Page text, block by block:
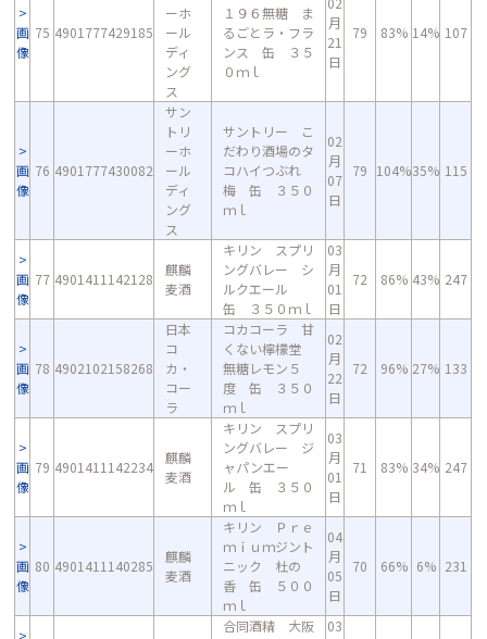
画
像
75 4901777429185
ーホ
ール
ディ
ング
ス
１９６無糖 ま
るごとラ・フラ
ンス 缶 ３５
０ｍｌ
月
21
日
79 83% 14% 107
画
像
76 4901777430082
サン
トリ
ーホ
ール
ディ
ング
ス
サントリー こ
だわり酒場のタ
コハイつぶれ
梅 缶 ３５０
ｍｌ
02
月
07
日
79 104%35% 115
画
像
77 4901411142128
麒麟
麦酒
キリン スプリ
ングバレー シ
ルクエール
缶 ３５０ｍｌ
03
月
01
日
72 86% 43% 247
画
像
78 4902102158268
日本
コ
カ・
コー
ラ
コカコーラ 甘
くない檸檬堂
無糖レモン５
度 缶 ３５０
ｍｌ
02
月
22
日
72 96% 27% 133
画
像
79 4901411142234
麒麟
麦酒
キリン スプリ
ングバレー ジ
ャパンエー
ル 缶 ３５０
ｍｌ
03
月
01
日
71 83% 34% 247
画
像
80 4901411140285
麒麟
麦酒
キリン Ｐｒｅ
ｍｉｕｍジント
ニック 杜の
香 缶 ５００
ｍｌ
04
月
05
日
70 66% 6% 231
合同酒精 大阪
03